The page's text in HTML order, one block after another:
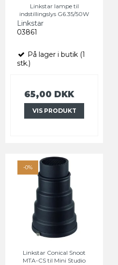
Linkstar lampe til
indstillingslys G6.35/50W
Linkstar
03861
På lager i butik (1
stk.)
65,00 DKK
VIS PRODUKT
-0%
Linkstar Conical Snoot
MTA-CS til Mini Studio